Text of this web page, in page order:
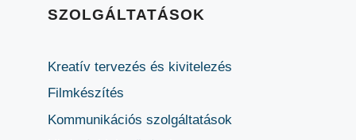
SZOLGÁLTATÁSOK
Kreatív tervezés és kivitelezés
Filmkészítés
Kommunikációs szolgáltatások